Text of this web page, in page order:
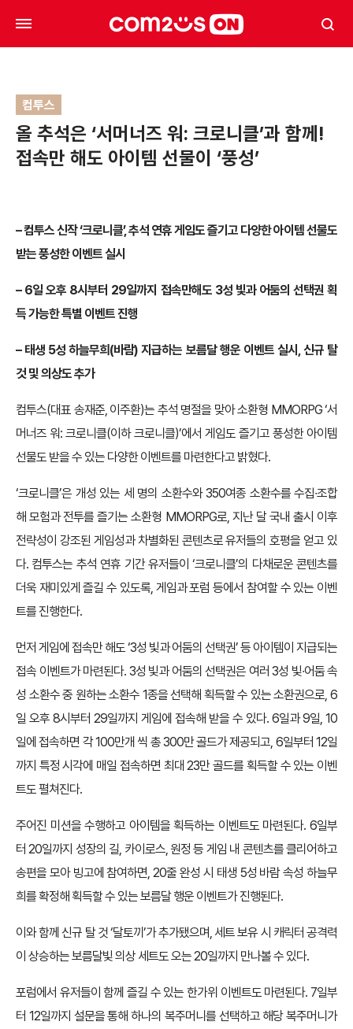
컴투스
올 추석은 ‘서머너즈 워: 크로니클’과 함께!
접속만 해도 아이템 선물이 ‘풍성’
– 컴투스 신작 ‘크로니클’, 추석 연휴 게임도 즐기고 다양한 아이템 선물도
받는 풍성한 이벤트 실시
– 6일 오후 8시부터 29일까지 접속만해도 3성 빛과 어둠의 선택권 획
득 가능한 특별 이벤트 진행
– 태생 5성 하늘무희(바람) 지급하는 보름달 행운 이벤트 실시, 신규 탈
것 및 의상도 추가
컴투스(대표 송재준, 이주환)는 추석 명절을 맞아 소환형 MMORPG ‘서
머너즈 워: 크로니클(이하 크로니클)’에서 게임도 즐기고 풍성한 아이템
선물도 받을 수 있는 다양한 이벤트를 마련한다고 밝혔다.
‘크로니클’은 개성 있는 세 명의 소환수와 350여종 소환수를 수집∙조합
해 모험과 전투를 즐기는 소환형 MMORPG로, 지난 달 국내 출시 이후
전략성이 강조된 게임성과 차별화된 콘텐츠로 유저들의 호평을 얻고 있
다. 컴투스는 추석 연휴 기간 유저들이 ‘크로니클’의 다채로운 콘텐츠를
더욱 재미있게 즐길 수 있도록, 게임과 포럼 등에서 참여할 수 있는 이벤
트를 진행한다.
먼저 게임에 접속만 해도 ‘3성 빛과 어둠의 선택권’ 등 아이템이 지급되는
접속 이벤트가 마련된다. 3성 빛과 어둠의 선택권은 여러 3성 빛∙어둠 속
성 소환수 중 원하는 소환수 1종을 선택해 획득할 수 있는 소환권으로, 6
일 오후 8시부터 29일까지 게임에 접속해 받을 수 있다. 6일과 9일, 10
일에 접속하면 각 100만개 씩 총 300만 골드가 제공되고, 6일부터 12일
까지 특정 시각에 매일 접속하면 최대 23만 골드를 획득할 수 있는 이벤
트도 펼쳐진다.
주어진 미션을 수행하고 아이템을 획득하는 이벤트도 마련된다. 6일부
터 20일까지 성장의 길, 카이로스, 원정 등 게임 내 콘텐츠를 클리어하고
송편을 모아 빙고에 참여하면, 20줄 완성 시 태생 5성 바람 속성 하늘무
희를 확정해 획득할 수 있는 보름달 행운 이벤트가 진행된다.
이와 함께 신규 탈 것 ‘달토끼’가 추가됐으며, 세트 보유 시 캐릭터 공격력
이 상승하는 보름달빛 의상 세트도 오는 20일까지 만나볼 수 있다.
포럼에서 유저들이 함께 즐길 수 있는 한가위 이벤트도 마련된다. 7일부
터 12일까지 설문을 통해 하나의 복주머니를 선택하고 해당 복주머니가